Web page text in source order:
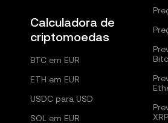
Calculadora de
criptomoedas
BTC em EUR
ETH em EUR
USDC para USD
SOL em EUR
XRP